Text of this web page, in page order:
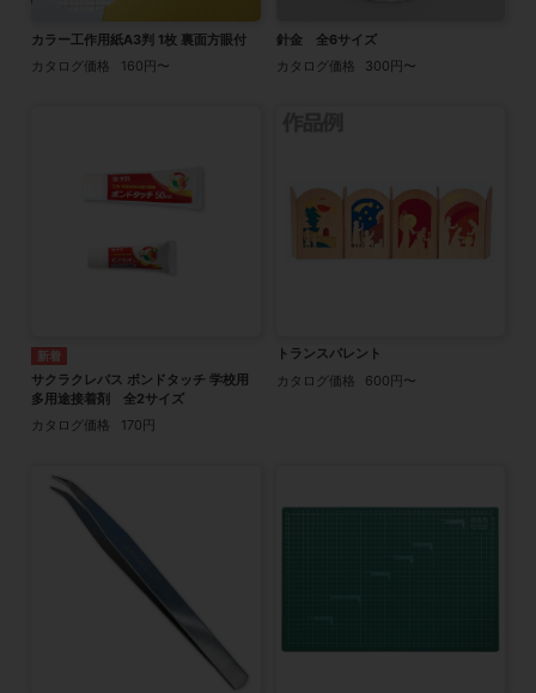
カラー工作用紙A3判 1枚 裏面方眼付
カタログ価格
160円〜
針金 全6サイズ
カタログ価格
300円〜
サクラクレパス ボンドタッチ 学校用
多用途接着剤 全2サイズ
カタログ価格
170円
トランスパレント
カタログ価格
600円〜